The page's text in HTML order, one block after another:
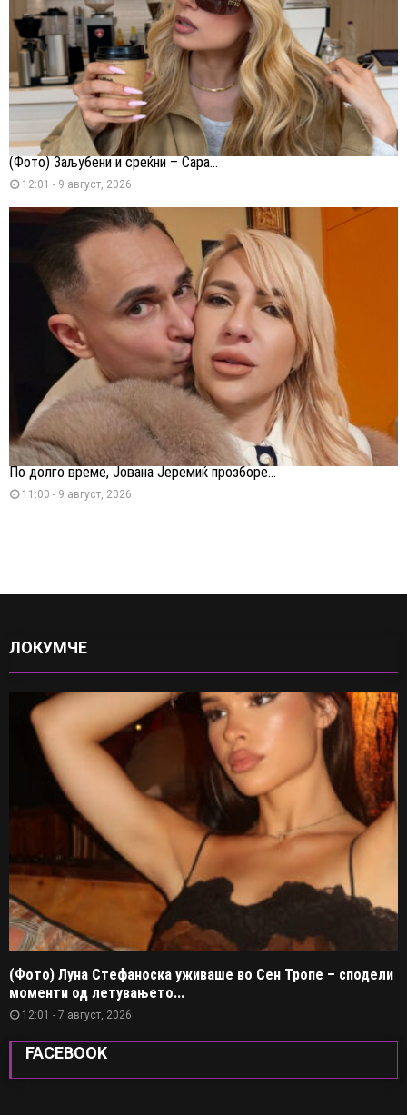
(Фото) Заљубени и среќни – Сара...
12:01 - 9 август, 2026
По долго време, Јована Јеремиќ прозборе...
11:00 - 9 август, 2026
ЛОКУМЧЕ
(Фото) Луна Стефаноска уживаше во Сен Тропе – сподели
моменти од летувањето...
12:01 - 7 август, 2026
FACEBOOK